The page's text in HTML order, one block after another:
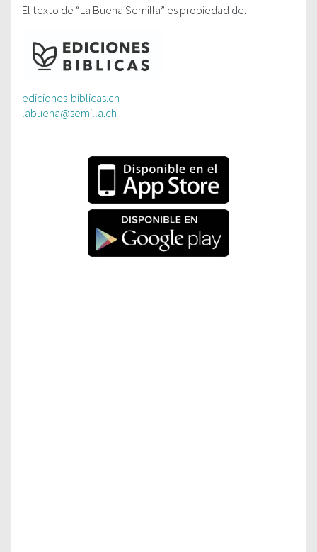
El texto de “La Buena Semilla” es propiedad de:
ediciones-biblicas.ch
labuena@semilla.ch